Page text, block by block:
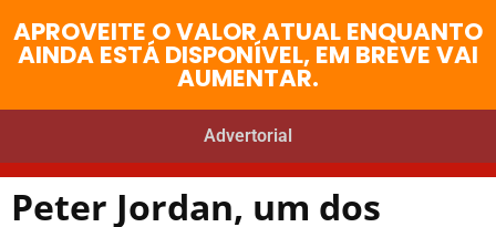
APROVEITE O VALOR ATUAL ENQUANTO
AINDA ESTÁ DISPONÍVEL, EM BREVE VAI
AUMENTAR.
Advertorial
PROFISSÃO DIGITAL
Peter Jordan, um dos